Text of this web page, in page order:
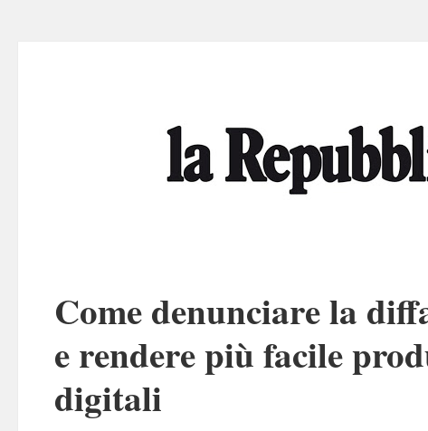
Come denunciare la
e rendere più facile
digitali